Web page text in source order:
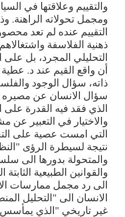
والتقييم وعلاقتها في
ومجمل تحولاته الراهنة.
التقييم عنده لم تعد
ذهنية الفلاسفة
التحليلي المجرد، بل
أن واقع القيم عند د.
ذاته، سؤال الوجود
سؤال الانسان عن مصيره
الذي فقد فيه القدرة على
والاختيار في التعبير عن
التي امست عصية على
نتيجة لسيطرة الرؤى
والمتحولة بدورها الى
والقوانين الطبيعية
الى رد مجمل ممارسات
الانسان الى "التحليل
غير تاريخي "الذي يمأسس